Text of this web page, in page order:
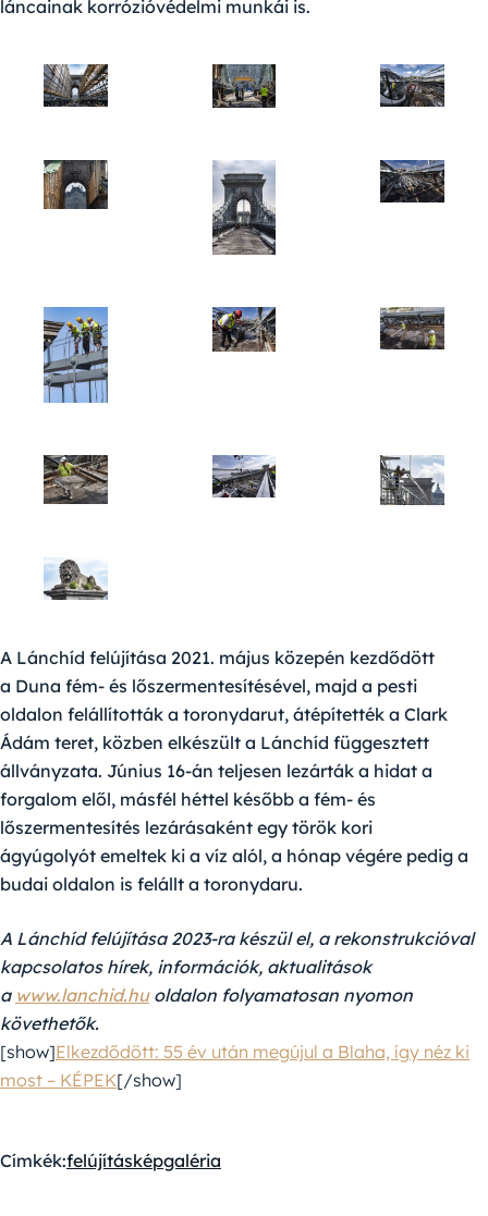
láncainak korrózióvédelmi munkái is.
A Lánchíd felújítása 2021. május közepén kezdődött
a Duna fém- és lőszermentesítésével, majd a pesti
oldalon felállították a toronydarut, átépítették a Clark
Ádám teret, közben elkészült a Lánchíd függesztett
állványzata. Június 16-án teljesen lezárták a hidat a
forgalom elől, másfél héttel később a fém- és
lőszermentesítés lezárásaként egy török kori
ágyúgolyót emeltek ki a víz alól, a hónap végére pedig a
budai oldalon is felállt a toronydaru.
A Lánchíd felújítása 2023-ra készül el, a rekonstrukcióval
kapcsolatos hírek, információk, aktualitások
a www.lanchid.huoldalon folyamatosan nyomon
követhetők.
[show]Elkezdődött: 55 év után megújul a Blaha, így néz ki
most – KÉPEK[/show]
Címkék:felújításképgaléria